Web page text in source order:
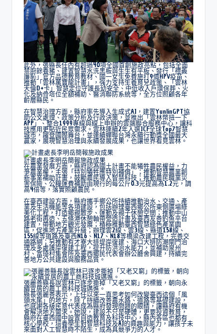
此外，張縣長任內有超過40項全國首創施政亮點，包括全面
禁廚餘養豬、建置智慧水洗黑板與生生有平板、發行「禮義
廉恥」官方品德教育教材、國一女生免費施打9價HPV疫苗、
推動「雲林萬寶龍計畫」，強力支持生養育兒政策、「雲林
天倫D+卡」智慧定位守護長幼安全、中低收入戶環保葬、火
化及納骨塔位全額補助、醫消聯防系統等，全方位照顧各年
齡層縣民。
在智慧治理方面，縣府率先導入生成式AI，建置YunlinGPT協
助公文處理、政策分析及行政決策，並推出「雲林幣扭一下
APP」、整合1999專線與線上申辦的雲端聯合服務中心，讓科
技應用更貼近民眾需求。雲林連續2年入選ICF全球Top7智慧
城市，躍登國際舞台，並連續蟬聯台灣永續行動獎全國最大
贏家，展現智慧治理與永續發展成果，也讓世界看見雲林。
計畫處長李明岳簡報施政成果
在農業發展方面，縣府認為國土計畫不能犧牲農民權益，力
爭農業權，主張「特別犧牲應特別補償」；推動智慧農業創
新事業補助計畫，鼓勵農民導入智慧科技；推動農民職業災
害保險、公糧運費補助由現行的每公斤0.3元提高為1.2元，調
高4倍等，落實照顧農民。
在臺西建設方面，縣府攜手鄉公所持續推動治水、交通、產
業及生活機能等各項建設，包括辦理臺西鄉公所東側廣場綠
美化工程，打造鄉親散步、運動及親子休憩空間；推動中山
路老街再造、五條港休憩軸帶營造計畫及臺西友善釣魚平台
建置，帶動地方觀光發展；積極推動臺西智慧綠色產業園
區，促進地方產業升級；辦理雲2線、雲3線、縣道158線、
155線等道路及臺西N16、N17、N18等橋梁改建工程，完善交
通路網；另推動有才寮大排堤岸復建、海口大排防潮閘門治
理及多處護岸復建工程，提升防洪治水能力，並補助泉州
村、富琦村集會所及臺西鄉民代表會辦公廳舍興建，持續完
善地方公共建設與服務品質。
張麗善縣長說雲林已逐步撕掉「又老又窮」的標籤，朝向永
續宜居的農工商科技城邁進。
縣長張麗善表示，上任以來一直思考如何改變臺西這個「風
頭水尾」的地方，除了持續改善農水路、道路等基礎建設，
也感謝各級民意代表成為縣府發現問題的眼睛，讓縣府有機
會解決地方需求。她說，建設不只是硬體，更要投資教育，
縣府在臺西國中設置自造教育及科技中心，縣內各區也都有
核心學校，培養學生對智慧科技及AI的興趣與能力，讓孩子未
來面對人工智慧時不陌生，成為具競爭力的人才。